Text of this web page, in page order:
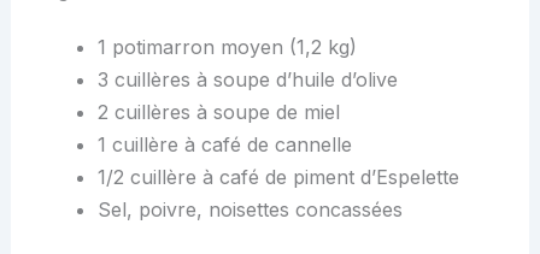
1 potimarron moyen (1,2 kg)
3 cuillères à soupe d’huile d’olive
2 cuillères à soupe de miel
1 cuillère à café de cannelle
1/2 cuillère à café de piment d’Espelette
Sel, poivre, noisettes concassées